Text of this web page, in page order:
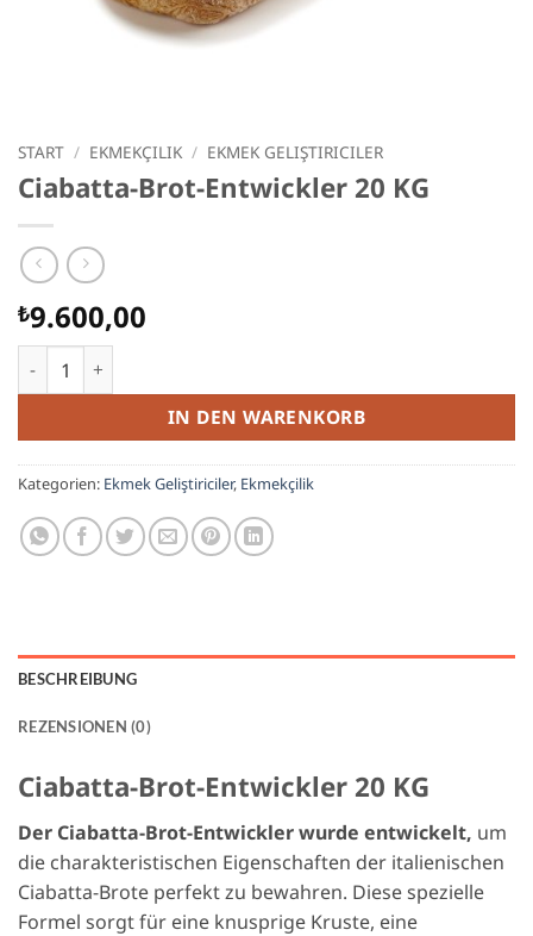
START / EKMEKÇILIK / EKMEK GELIŞTIRICILER
Ciabatta-Brot-Entwickler 20 KG
₺9.600,00
Ciabatta-Brot-Entwickler 20 KG Menge
IN DEN WARENKORB
Kategorien: Ekmek Geliştiriciler, Ekmekçilik
BESCHREIBUNG
REZENSIONEN (0)
Ciabatta-Brot-Entwickler 20 KG
Der Ciabatta-Brot-Entwickler wurde entwickelt, um
die charakteristischen Eigenschaften der italienischen
Ciabatta-Brote perfekt zu bewahren. Diese spezielle
Formel sorgt für eine knusprige Kruste, eine